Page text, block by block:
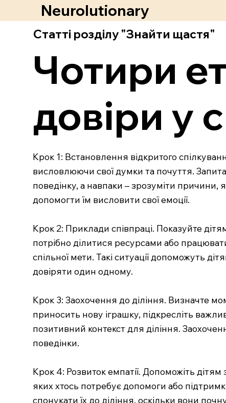
Neurolutionary
Статті розділу "Знайти щастя"
Чотири
довіри у
Крок 1: Встановлення відкритого
висловлюючи свої думки та почуття.
поведінку, а навпаки – зрозуміти причини,
допомогти їм висловити свої емоції.
Крок 2: Приклади співпраці. Показуйте
потрібно ділитися ресурсами або
спільної мети. Такі ситуації допоможуть
довіряти один одному.
Крок 3: Заохочення до діління. Визначте
приносить нову іграшку, підкресліть
позитивний контекст для діління.
поведінки.
Крок 4: Розвиток емпатії. Допоможіть
яких хтось потребує допомоги або
спонукати їх до діління, оскільки вони